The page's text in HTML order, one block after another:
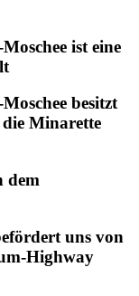
ist eine
besitzt
Minarette
dem
uns von
Highway